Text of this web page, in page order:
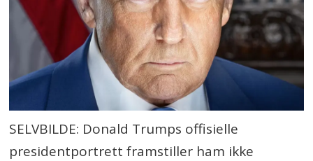
SELVBILDE: Donald Trumps offisielle
presidentportrett framstiller ham ikke